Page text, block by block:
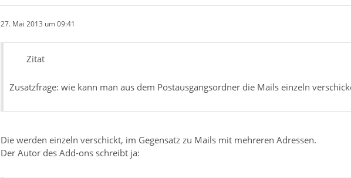
27. Mai 2013 um 09:41
Zitat
Zusatzfrage: wie kann man aus dem Postausgangsordner die Mails einzeln
Die werden einzeln verschickt, im Gegensatz zu Mails mit mehreren Adressen.
Der Autor des Add-ons schreibt ja: